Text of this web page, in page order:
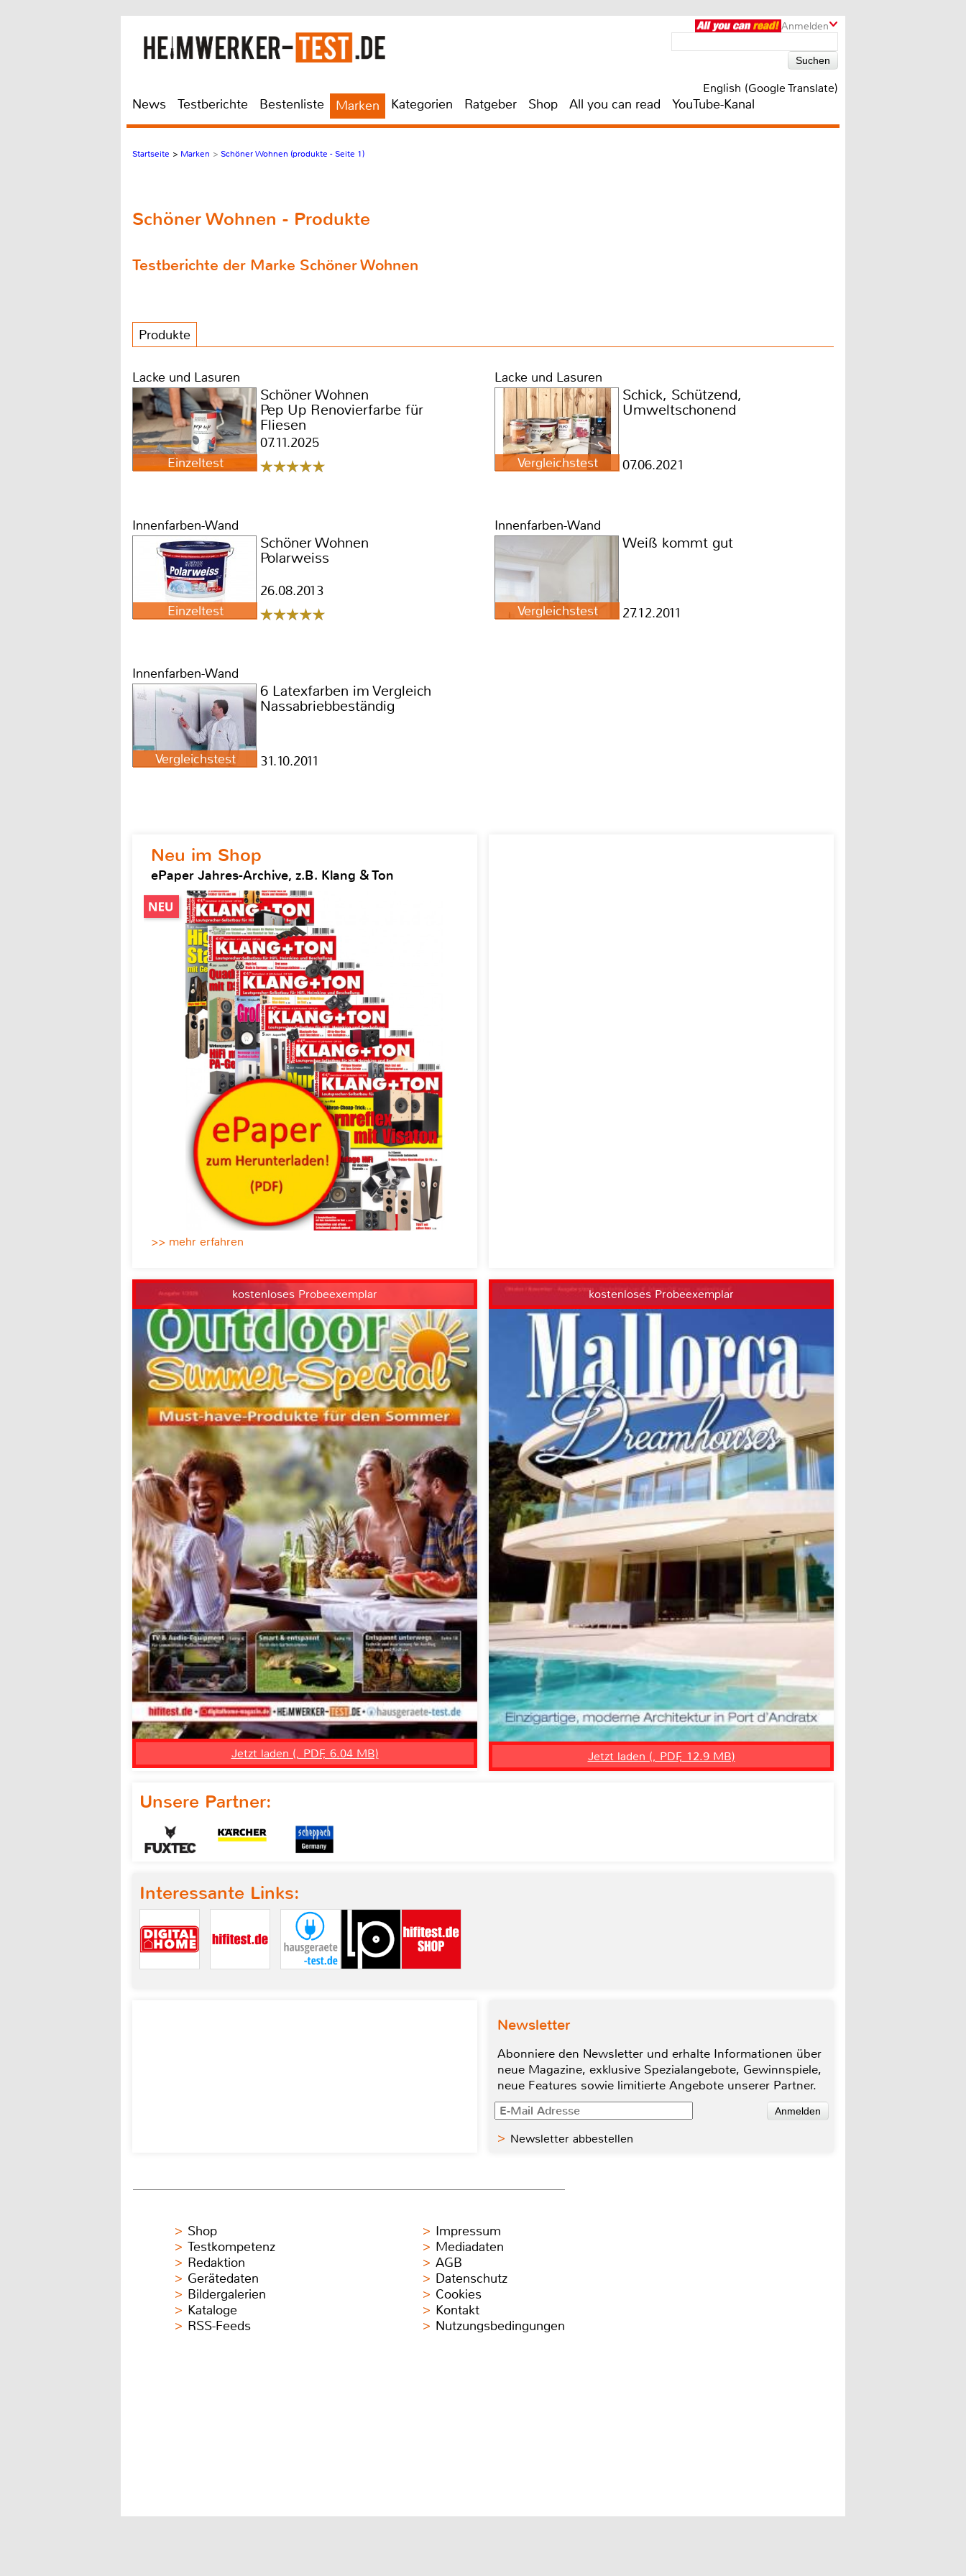
Anmelden
English (Google Translate)
News Testberichte Bestenliste Marken Kategorien Ratgeber Shop All you can read YouTube-Kanal
Startseite > Marken > Schöner Wohnen (produkte - Seite 1)
Schöner Wohnen - Produkte
Testberichte der Marke Schöner Wohnen
Produkte
Lacke und Lasuren
Einzeltest
Schöner Wohnen
Pep Up Renovierfarbe für
Fliesen
07.11.2025
Lacke und Lasuren
Vergleichstest
Schick, Schützend,
Umweltschonend
07.06.2021
Innenfarben-Wand
Einzeltest
Schöner Wohnen
Polarweiss
26.08.2013
Innenfarben-Wand
Vergleichstest
Weiß kommt gut
27.12.2011
Innenfarben-Wand
Vergleichstest
6 Latexfarben im Vergleich
Nassabriebbeständig
31.10.2011
Neu im Shop
ePaper Jahres-Archive, z.B. Klang & Ton
>> mehr erfahren
kostenloses Probeexemplar
Jetzt laden (, PDF, 6.04 MB)
kostenloses Probeexemplar
Jetzt laden (, PDF, 12.9 MB)
Unsere Partner:
Interessante Links:
Newsletter
Abonniere den Newsletter und erhalte Informationen über
neue Magazine, exklusive Spezialangebote, Gewinnspiele,
neue Features sowie limitierte Angebote unserer Partner.
Newsletter abbestellen
Shop
Testkompetenz
Redaktion
Gerätedaten
Bildergalerien
Kataloge
RSS-Feeds
Impressum
Mediadaten
AGB
Datenschutz
Cookies
Kontakt
Nutzungsbedingungen